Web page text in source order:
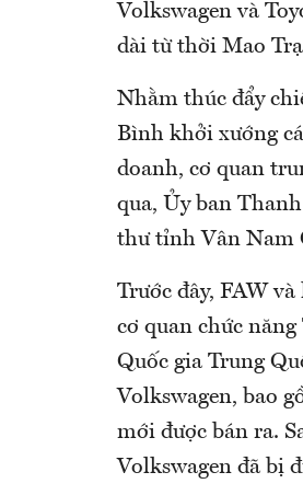
Volkswagen và
dài từ thời Mao
Nhằm thúc đẩy
Bình khởi xướng
doanh, cơ quan
qua, Ủy ban
thư tỉnh Vân Nam
Trước đây, FAW
cơ quan chức
Quốc gia Trung
Volkswagen, bao
mới được bán ra.
Volkswagen đã bị